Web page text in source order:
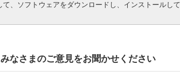
て、ソフトウェアをダウンロードし、インストールして
なさまのご意見をお聞かせください